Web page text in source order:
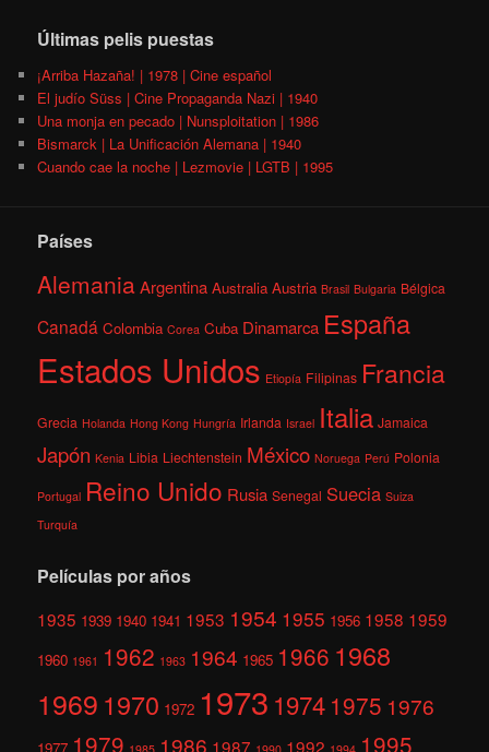
Últimas pelis puestas
¡Arriba Hazaña! | 1978 | Cine español
El judío Süss | Cine Propaganda Nazi | 1940
Una monja en pecado | Nunsploitation | 1986
Bismarck | La Unificación Alemana | 1940
Cuando cae la noche | Lezmovie | LGTB | 1995
Países
AlemaniaArgentina Australia Austria Brasil Bulgaria Bélgica
Canadá Colombia Corea Cuba Dinamarca España
Estados Unidos Etiopía Filipinas Francia
Grecia Holanda Hong Kong Hungría Irlanda Israel Italia Jamaica
Japón Kenia Libia Liechtenstein México Noruega Perú Polonia
Portugal Reino Unido Rusia Senegal Suecia Suiza
Turquía
Películas por años
1935 1939 1940 1941 1953 1954 1955 1956 1958 1959
1960 1961 1962 1963 1964 1965 1966 1968
1969 1970 1972 1973 1974 1975 1976
1977 1979 1986 1987 1992 1995